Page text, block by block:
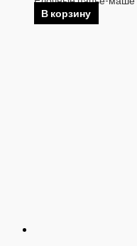
В корзину